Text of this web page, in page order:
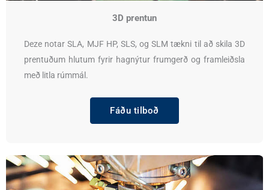
3D prentun
Deze notar SLA, MJF HP, SLS, og SLM tækni til að skila 3D
prentuðum hlutum fyrir hagnýtur frumgerð og framleiðsla
með litla rúmmál.
Fáðu tilboð